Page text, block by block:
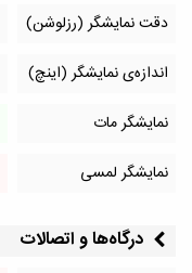
دقت نمایشگر (رزلوشن)
اندازه‌ی نمایشگر (اینچ)
نمایشگر مات
نمایشگر لمسی
درگاه‌ها و اتصالات